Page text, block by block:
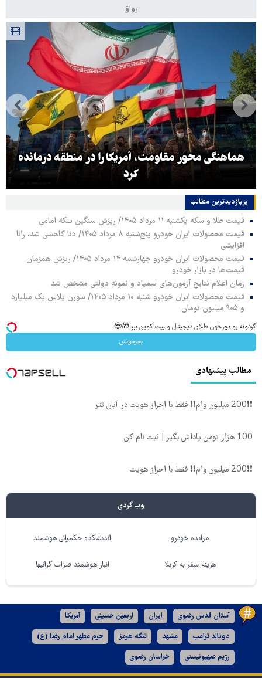
رواق
هماهنگی محور مقاومت، آمریکا را در منطقه درمانده
کرد
پربازدیدترین‌ مطالب
قیمت طلا و سکه یکشنبه ۱۱ مرداد ۱۴۰۵/ ریزش سنگین سکه امامی
قیمت محصولات ایران خودرو پنج‌شنبه ۸ مرداد ۱۴۰۵/ دنا کاهشی شد، رانا
افزایشی
قیمت محصولات ایران خودرو چهارشنبه ۱۴ مرداد ۱۴۰۵/ ریزش همزمان
قیمت‌ها در بازار خودرو
زمان اعلام نتایج آزمون‌های سمپاد و نمونه دولتی مشخص شد
قیمت محصولات ایران خودرو شنبه ۱۰ مرداد ۱۴۰۵/ سورن پلاس یک میلیارد
و ۹۰۵ میلیون تومان
گردونه رو بچرخون طلای دیجیتال و بیت کوین ببر 🎁😍
بچرخونش
مطالب پیشنهادی
❗❗200 میلیون وام❗❗ فقط با احراز هویت در آبان تتر
100 هزار تومن پاداش بگیر | ثبت نام کن
❗❗200 میلیون وام❗❗ فقط با احراز هویت
وب گردی
مزایده خودرو اندیشکده حکمرانی هوشمند
هزینه سفر به کربلا انبار هوشمند فلزات گرانبها
آستان قدس رضوی ایران اربعین حسینی آمریکا
دونالد ترامپ مشهد تنگه هرمز حرم مطهر امام رضا (ع)
رژیم صهیونیستی خراسان رضوی